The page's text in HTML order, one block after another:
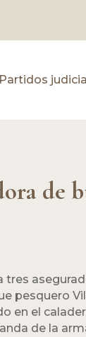
Partidos
de
pesquero
en el
de la